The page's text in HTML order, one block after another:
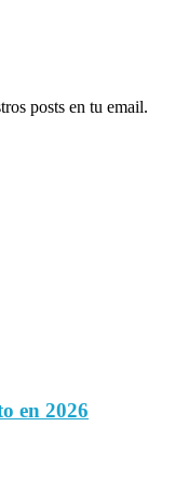
posts en tu email.
en 2026